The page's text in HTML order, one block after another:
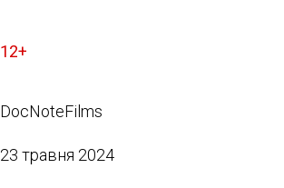
12+
DocNoteFilms
23 травня 2024